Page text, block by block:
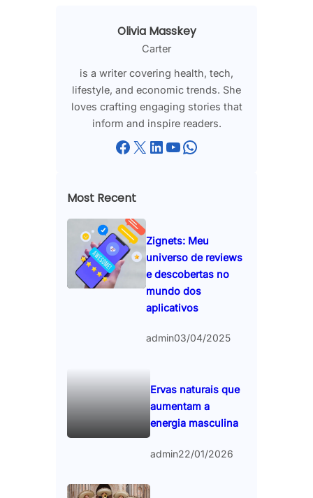
Olivia Masskey
Carter
is a writer covering health, tech,
lifestyle, and economic trends. She
loves crafting engaging stories that
inform and inspire readers.
Facebook X LinkedIn YouTube WhatsApp
Most Recent
Zignets: Meu
universo de reviews
e descobertas no
mundo dos
aplicativos
admin03/04/2025
Ervas naturais que
aumentam a
energia masculina
admin22/01/2026